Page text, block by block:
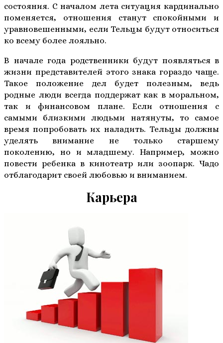
состояния. С началом лета ситуация кардинально
поменяется, отношения станут спокойными и
уравновешенными, если Тельцы будут относиться
ко всему более лояльно.
В начале года родственники будут появляться в
жизни представителей этого знака гораздо чаще.
Такое положение дел будет полезным, ведь
родные люди всегда поддержат как в моральном,
так и финансовом плане. Если отношения с
самыми близкими людьми натянуты, то самое
время попробовать их наладить. Тельцы должны
уделять внимание не только старшему
поколению, но и младшему. Например, можно
повести ребенка в кинотеатр или зоопарк. Чадо
отблагодарит своей любовью и вниманием.
Карьера